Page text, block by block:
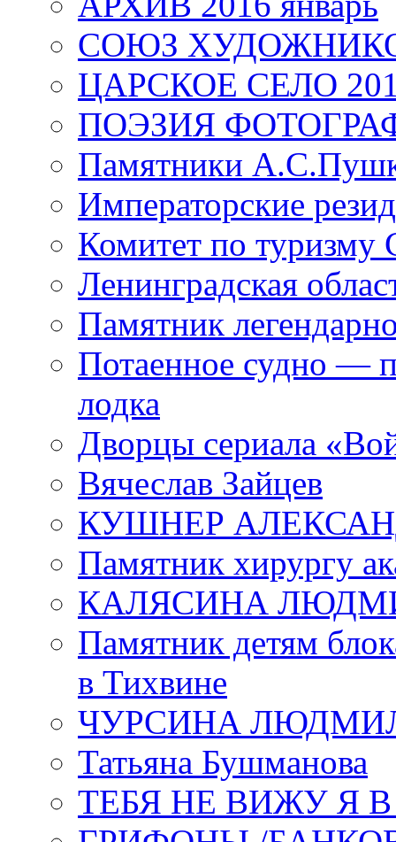
СОЮЗ
ЦАРСКОЕ СЕЛО
ПОЭЗИЯ
Памятники
Императорские
Комитет по туризму
Ленинградская
Памятник
Потаенное судно —
лодка
Дворцы сериала
Вячеслав Зайцев
КУШНЕР
Памятник хирургу
КАЛЯСИНА
Памятник детям
в Тихвине
ЧУРСИНА
Татьяна Бушманова
ТЕБЯ НЕ ВИЖУ Я